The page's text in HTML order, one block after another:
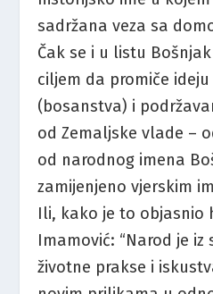
sadržana veza sa
Čak se i u listu
ciljem da promiče
(bosanstva) i
od Zemaljske vlade –
od narodnog imena
zamijenjeno vjerskim
Ili, kako je to objasnio
Imamović: “Narod je iz
životne prakse i